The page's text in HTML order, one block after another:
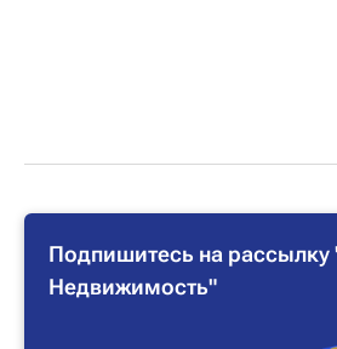
Подпишитесь на
Недвижимость"